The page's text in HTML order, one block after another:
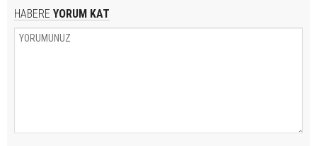
HABERE YORUM KAT